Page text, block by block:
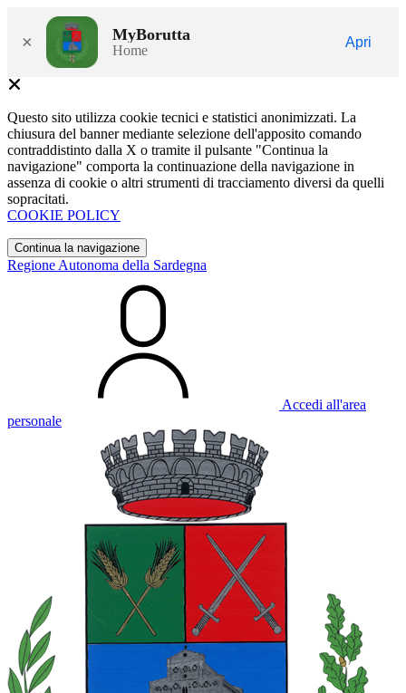
× MyBorutta
Home
Apri
Questo sito utilizza cookie tecnici e statistici anonimizzati. La
chiusura del banner mediante selezione dell'apposito comando
contraddistinto dalla X o tramite il pulsante "Continua la
navigazione" comporta la continuazione della navigazione in
assenza di cookie o altri strumenti di tracciamento diversi da quelli
sopracitati.
COOKIE POLICY
Continua la navigazione
Regione Autonoma della Sardegna
Accedi all'area
personale